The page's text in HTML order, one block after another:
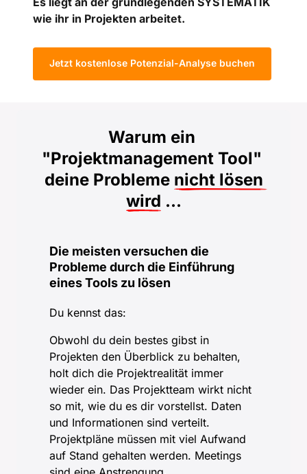
wie ihr in Projekten arbeitet.
Jetzt kostenlose Potenzial-Analyse buchen
Warum ein
"Projektmanagement Tool"
deine Probleme nicht
wird ...
Die meisten versuchen die
Probleme durch die Einführung
eines Tools zu lösen
Du kennst das:
Obwohl du dein bestes gibst in
Projekten den Überblick zu behalten,
holt dich die Projektrealität immer
wieder ein. Das Projektteam wirkt nicht
so mit, wie du es dir vorstellst. Daten
und Informationen sind verteilt.
Projektpläne müssen mit viel Aufwand
auf Stand gehalten werden. Meetings